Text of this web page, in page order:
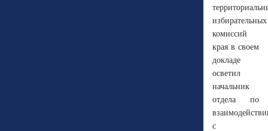
избирательных
комиссий
края в своем
докладе
осветил
начальник
отдела по
с